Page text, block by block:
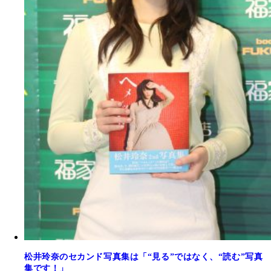
松井玲奈のセカンド写真集は「“見る”ではなく、“読む”写真
集です！」